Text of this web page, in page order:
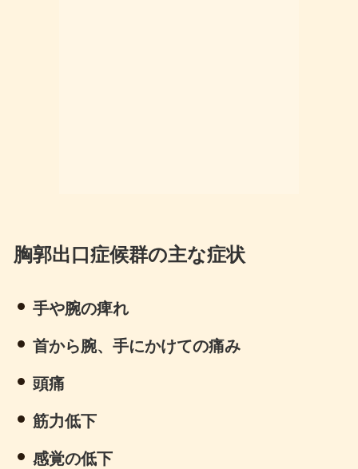
胸郭出口症候群の主な症状
手や腕の痺れ
首から腕、手にかけての痛み
頭痛
筋力低下
感覚の低下